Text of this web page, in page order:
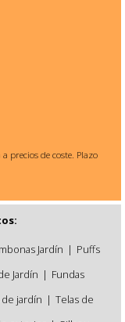
precios de coste. Plazo
Jardín | Puffs
Jardín | Fundas
jardín | Telas de